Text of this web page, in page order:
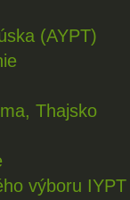
(AYPT)
Thajsko
výboru IYPT